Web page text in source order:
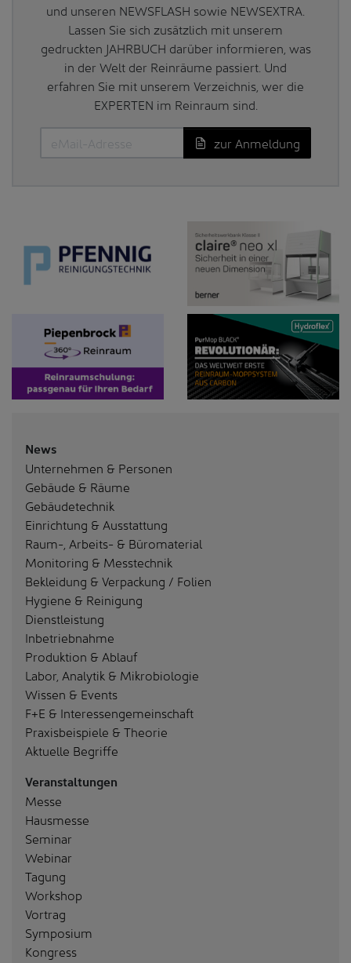
und unseren NEWSFLASH sowie NEWSEXTRA.
Lassen Sie sich zusätzlich mit unserem
gedruckten JAHRBUCH darüber informieren, was
in der Welt der Reinräume passiert. Und
erfahren Sie mit unserem Verzeichnis, wer die
EXPERTEN im Reinraum sind.
zur Anmeldung
News
Unternehmen & Personen
Gebäude & Räume
Gebäudetechnik
Einrichtung & Ausstattung
Raum-, Arbeits- & Büromaterial
Monitoring & Messtechnik
Bekleidung & Verpackung / Folien
Hygiene & Reinigung
Dienstleistung
Inbetriebnahme
Produktion & Ablauf
Labor, Analytik & Mikrobiologie
Wissen & Events
F+E & Interessengemeinschaft
Praxisbeispiele & Theorie
Aktuelle Begriffe
Veranstaltungen
Messe
Hausmesse
Seminar
Webinar
Tagung
Workshop
Vortrag
Symposium
Kongress